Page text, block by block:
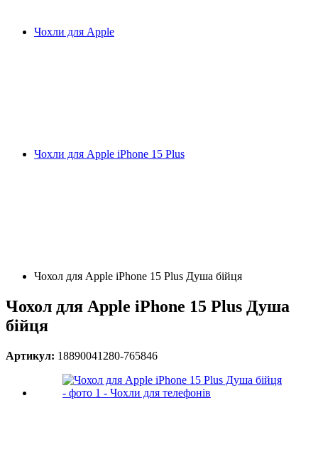
Чохли для Apple
Чохли для Apple iPhone 15 Plus
Чохол для Apple iPhone 15 Plus Душа бійця
Чохол для Apple iPhone 15 Plus Душа
бійця
Артикул: 18890041280-765846